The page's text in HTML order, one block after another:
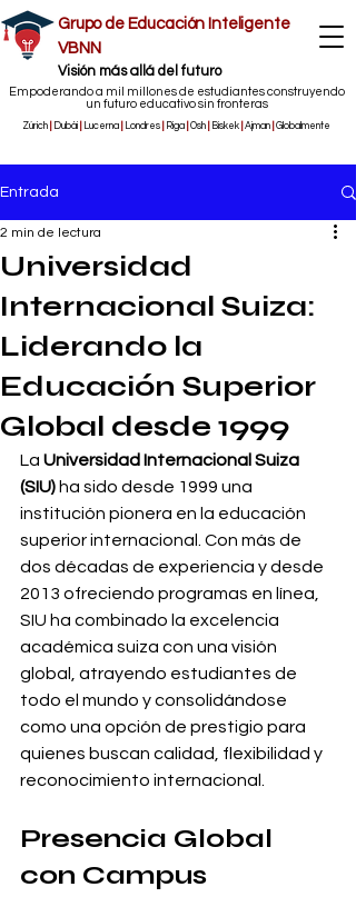
Grupo de Educación Inteligente
VBNN
​Visión más allá del futuro
Empoderando a mil millones de estudiantes construyendo
un futuro educativo sin fronteras
Zúrich Dubái Lucerna Londres Riga Osh Biskek Ajman Globalmente
Entrada
Universidad
Internacional Suiza:
Liderando la
Educación Superior
Global desde 1999
2 min de lectura
La Universidad Internacional Suiza
(SIU) ha sido desde 1999 una
institución pionera en la educación
superior internacional. Con más de
dos décadas de experiencia y desde
2013 ofreciendo programas en línea,
SIU ha combinado la excelencia
académica suiza con una visión
global, atrayendo estudiantes de
todo el mundo y consolidándose
como una opción de prestigio para
quienes buscan calidad, flexibilidad y
reconocimiento internacional.
Presencia Global
con Campus